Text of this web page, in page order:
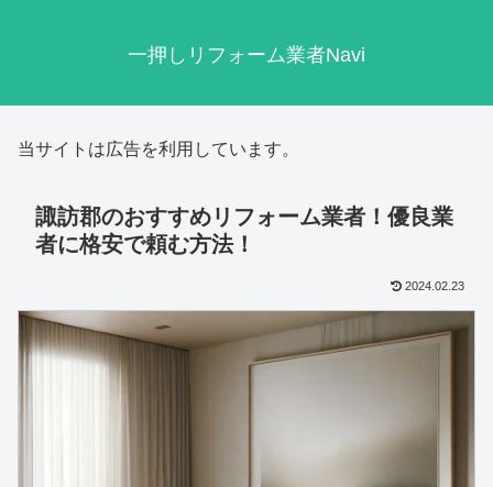
一押しリフォーム業者Navi
当サイトは広告を利用しています。
諏訪郡のおすすめリフォーム業者！優良業
者に格安で頼む方法！
2024.02.23